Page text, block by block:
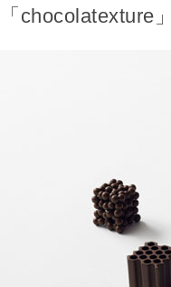
「chocolatexture